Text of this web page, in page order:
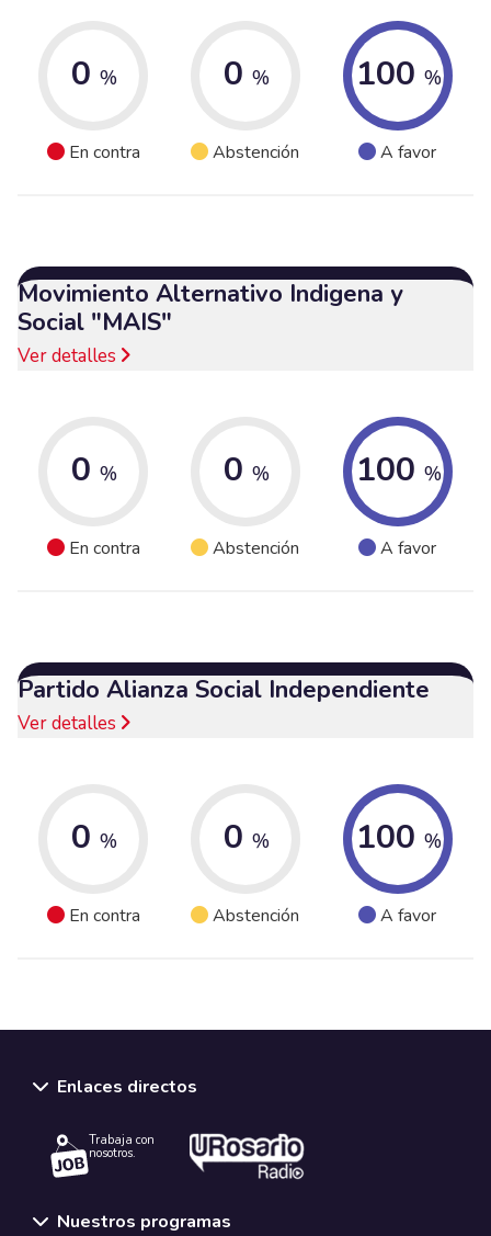
0 %
En contra
0 %
Abstención
100 %
A favor
Movimiento Alternativo Indigena y
Social "MAIS"
Ver detalles
0 %
En contra
0 %
Abstención
100 %
A favor
Partido Alianza Social Independiente
Ver detalles
0 %
En contra
0 %
Abstención
100 %
A favor
Enlaces directos
Trabaja con
nosotros.
Nuestros programas